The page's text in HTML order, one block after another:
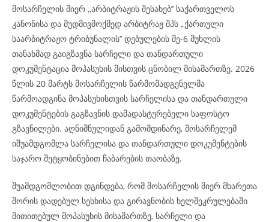
მოსარჩელის მიერ ,,არბიტრაჟის შესახებ’’ საქართველოს
კანონისა და მუდმივმოქმედ არბიტრაჟ შპს „ქართული
საარბიტრაჟო ტრიბუნალის’’ დებულების მე-6 მუხლის
თანახმად გაიგზავნა სარჩელი და თანდართული
დოკუმენტაცია მოპასუხის მისთვის ცნობილ მისამართზე. 2026
წლის 20 მარტს მოსარჩელის წარმომადგენელმა
წარმოადგინა მოპასუხისთვის სარჩელისა და თანდართული
დოკუმენტების გაგზავნის დამადასტურებელი საფოსტო
გზავნილები. აღნიშნულიდან გამომდინარე, მოსარჩელემ
იშუამდგომლა სარჩელისა და თანდართული დოკუმენტების
საჯარო შეტყობინებით ჩაბარების თაობაზე.
შუამდგომლობით დგინდება, რომ მოსარჩელის მიერ მხარეთა
შორის დადებულ სესხისა და გირავნობის ხელშეკრულებაში
მითითებულ მოპასუხის მისამართზე, სარჩელი და